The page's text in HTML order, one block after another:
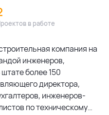
в работе
компания на
инженеров,
более 150
директора,
инженеров-
по техническому